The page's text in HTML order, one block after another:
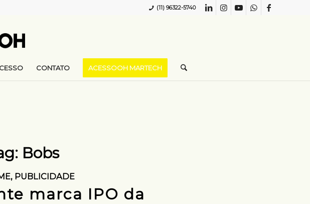
(11) 96322-5740
CONTATO ACESSOOH MARTECH
Bobs
, PUBLICIDADE
marca IPO da